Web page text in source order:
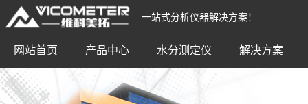
一站式分析仪器解决方案！
网站首页 产品中心 水分测定仪 解决方案